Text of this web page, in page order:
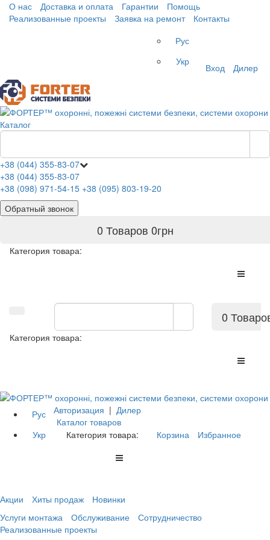
О нас Доставка и оплата Гарантии
Помощь
Реализованные проекты
Заявка на ремонт
Контакты
Рус
Укр
Вход Дилер
Каталог
+38 (044) 355-83-07
+38 (044) 355-83-07
+38 (098) 971-54-15 +38 (095) 803-19-20
Обратный звонок
0 Товаров 0грн
Категория товара:
0
Категория товара:
Рус
Укр
Авторизация | Дилер
Каталог товаров
Категория товара:
Корзина Избранное
Акции Хиты продаж
Новинки
Услуги монтажа
Обслуживание
Сотрудничество
Реализованные проекты